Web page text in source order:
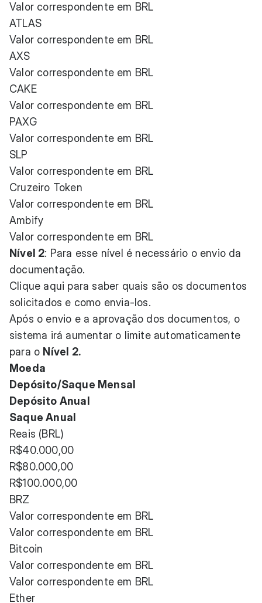
Valor correspondente em BRL
ATLAS
Valor correspondente em BRL
AXS
Valor correspondente em BRL
CAKE
Valor correspondente em BRL
PAXG
Valor correspondente em BRL
SLP
Valor correspondente em BRL
Cruzeiro Token
Valor correspondente em BRL
Ambify
Valor correspondente em BRL
Nível 2: Para esse nível é necessário o envio da
documentação.
Clique aqui para saber quais são os documentos
solicitados e como envia-los.
Após o envio e a aprovação dos documentos, o
sistema irá aumentar o limite automaticamente
para o Nível 2.
Moeda
Depósito/Saque Mensal
Depósito Anual
Saque Anual
Reais (BRL)
R$40.000,00
R$80.000,00
R$100.000,00
BRZ
Valor correspondente em BRL
Valor correspondente em BRL
Bitcoin
Valor correspondente em BRL
Valor correspondente em BRL
Ether